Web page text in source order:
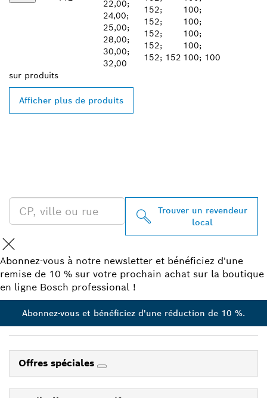
22,00;
24,00;
25,00;
28,00;
30,00;
32,00
152;
152;
152;
152;
152; 152
100;
100;
100;
100;
100; 100
sur produits
Afficher plus de produits
Trouver un revendeur
local
Abonnez-vous à notre newsletter et bénéficiez d'une
remise de 10 % sur votre prochain achat sur la boutique
en ligne Bosch professional !
Abonnez-vous et bénéficiez d'une réduction de 10 %.
Offres spéciales